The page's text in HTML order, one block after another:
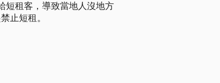
短租客，導致當地人沒地方
止短租。